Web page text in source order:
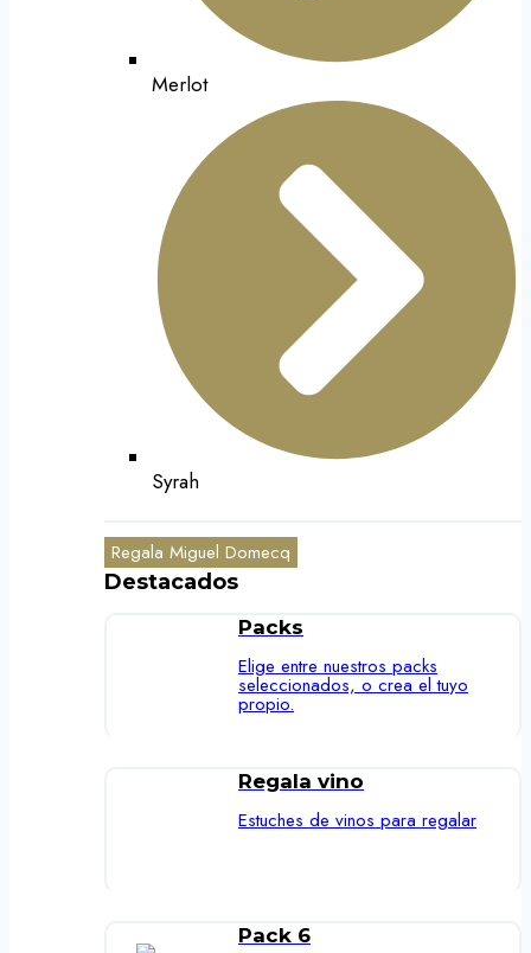
Merlot
Syrah
Regala Miguel Domecq
Destacados
Packs
Elige entre nuestros packs
seleccionados, o crea el tuyo
propio.
Regala vino
Estuches de vinos para regalar
Pack 6